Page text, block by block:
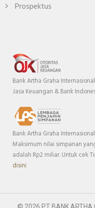
Prospektus
Bank Artha Graha
Jasa Keuangan & Bank
Bank Artha Graha
Maksimum nilai simpanan
adalah Rp2 miliar. Untuk cek
disini